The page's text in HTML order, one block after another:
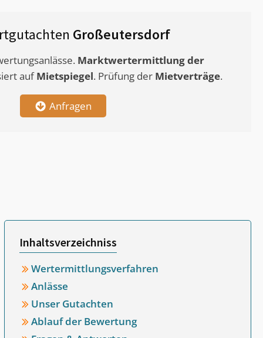
Großeutersdorf
Marktwertermittlungder
aufMietspiegel. Prüfung der Mietverträge.
Anfragen
Inhaltsverzeichniss
Wertermittlungsverfahren
Anlässe
Unser Gutachten
Ablauf der Bewertung